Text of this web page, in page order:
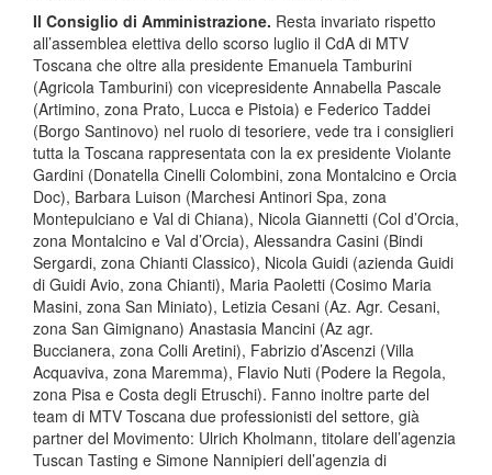
Il Consiglio di Amministrazione. Resta invariato rispetto
all’assemblea elettiva dello scorso luglio il CdA di MTV
Toscana che oltre alla presidente Emanuela Tamburini
(Agricola Tamburini) con vicepresidente Annabella Pascale
(Artimino, zona Prato, Lucca e Pistoia) e Federico Taddei
(Borgo Santinovo) nel ruolo di tesoriere, vede tra i consiglieri
tutta la Toscana rappresentata con la ex presidente Violante
Gardini (Donatella Cinelli Colombini, zona Montalcino e Orcia
Doc), Barbara Luison (Marchesi Antinori Spa, zona
Montepulciano e Val di Chiana), Nicola Giannetti (Col d’Orcia,
zona Montalcino e Val d’Orcia), Alessandra Casini (Bindi
Sergardi, zona Chianti Classico), Nicola Guidi (azienda Guidi
di Guidi Avio, zona Chianti), Maria Paoletti (Cosimo Maria
Masini, zona San Miniato), Letizia Cesani (Az. Agr. Cesani,
zona San Gimignano) Anastasia Mancini (Az agr.
Buccianera, zona Colli Aretini), Fabrizio d’Ascenzi (Villa
Acquaviva, zona Maremma), Flavio Nuti (Podere la Regola,
zona Pisa e Costa degli Etruschi). Fanno inoltre parte del
team di MTV Toscana due professionisti del settore, già
partner del Movimento: Ulrich Kholmann, titolare dell’agenzia
Tuscan Tasting e Simone Nannipieri dell’agenzia di